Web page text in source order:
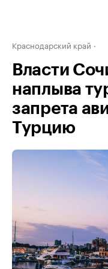
Краснодарский край
Власти
наплыва
запрета
Турцию